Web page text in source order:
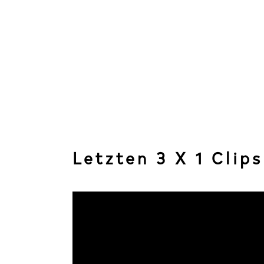
Letzten 3 X 1